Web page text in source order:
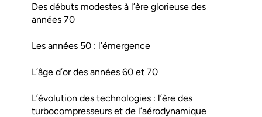
Des débuts modestes à l’ère glorieuse des
années 70
Les années 50 : l’émergence
L’âge d’or des années 60 et 70
L’évolution des technologies : l’ère des
turbocompresseurs et de l’aérodynamique